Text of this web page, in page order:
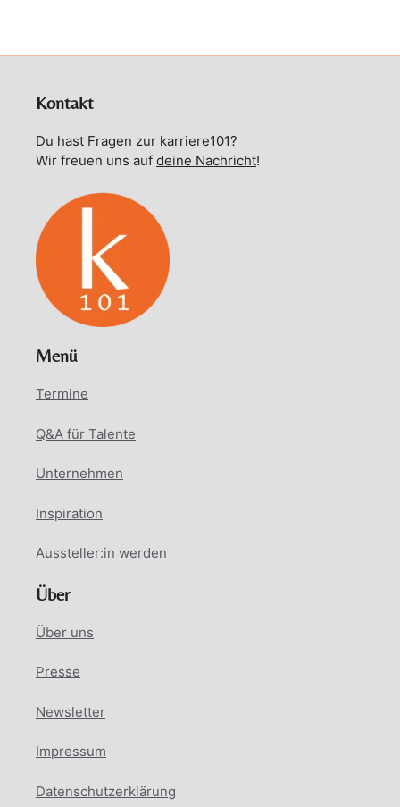
Kontakt
Du hast Fragen zur karriere101?
Wir freuen uns auf deine Nachricht!
Menü
Termine
Q&A für Talente
Unternehmen
Inspiration
Aussteller:in werden
Über
Über uns
Presse
Newsletter
Impressum
Datenschutzerklärung